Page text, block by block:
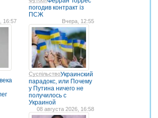
погодив контракт із
ПСЖ
16:57 Вчера, 12:55
СуспільствоУкраинский
парадокс, или Почему
у Путина ничего не
получилось с
Украиной
08 августа 2026, 16:58